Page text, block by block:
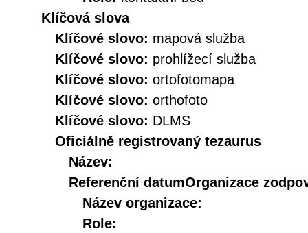
Klíčová slova
Klíčové slovo: mapová služba
Klíčové slovo: prohlížecí služba
Klíčové slovo: ortofotomapa
Klíčové slovo: orthofoto
Klíčové slovo: DLMS
Oficiálně registrovaný tezaurus
Název:
Referenční datumOrganizace
Název organizace:
Role: